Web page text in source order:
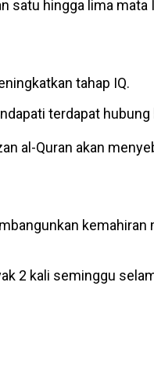
satu hingga lima
tahap IQ.
terdapat
al-Quran akan
2 kali seminggu